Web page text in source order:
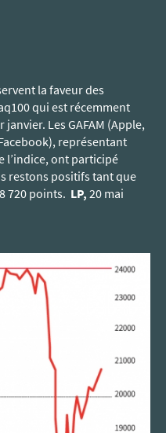
la faveur des
qui est récemment
janvier. Les GAFAM (Apple,
représentant
l’indice, ont participé
restons positifs tant que
720 points. LP, 20 mai